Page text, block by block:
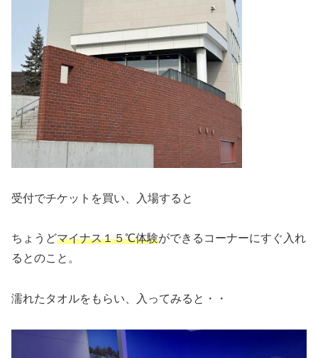
受付でチケットを買い、入場すると
ちょうどマイナス１５℃体験ができるコーナーにすぐ入れ
るとのこと。
濡れたタオルをもらい、入ってみると・・